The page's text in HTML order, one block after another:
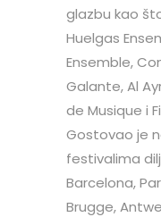
glazbu kao
Huelgas
Ensemble,
Galante, Al
de Musique i
Gostovao je
festivalima
Barcelona,
Brugge,